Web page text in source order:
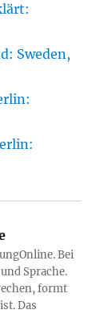
Sweden,
Bei
Sprache.
formt
Das